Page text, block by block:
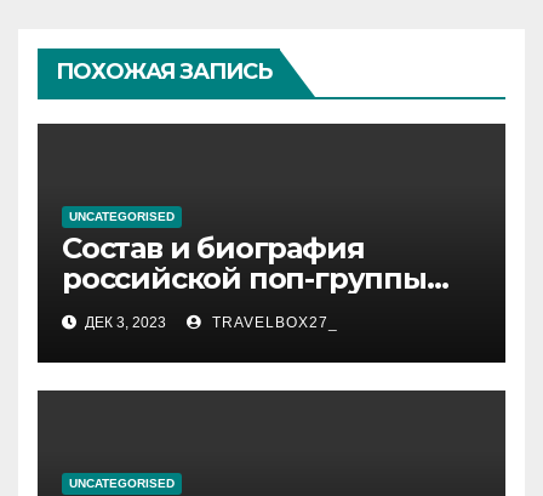
ПОХОЖАЯ ЗАПИСЬ
UNCATEGORISED
Состав и биография
российской поп-группы
«Иванушки интернешнл»
— история успеха, музыка
и судьбы участников
ДЕК 3, 2023 TRAVELBOX27_
UNCATEGORISED